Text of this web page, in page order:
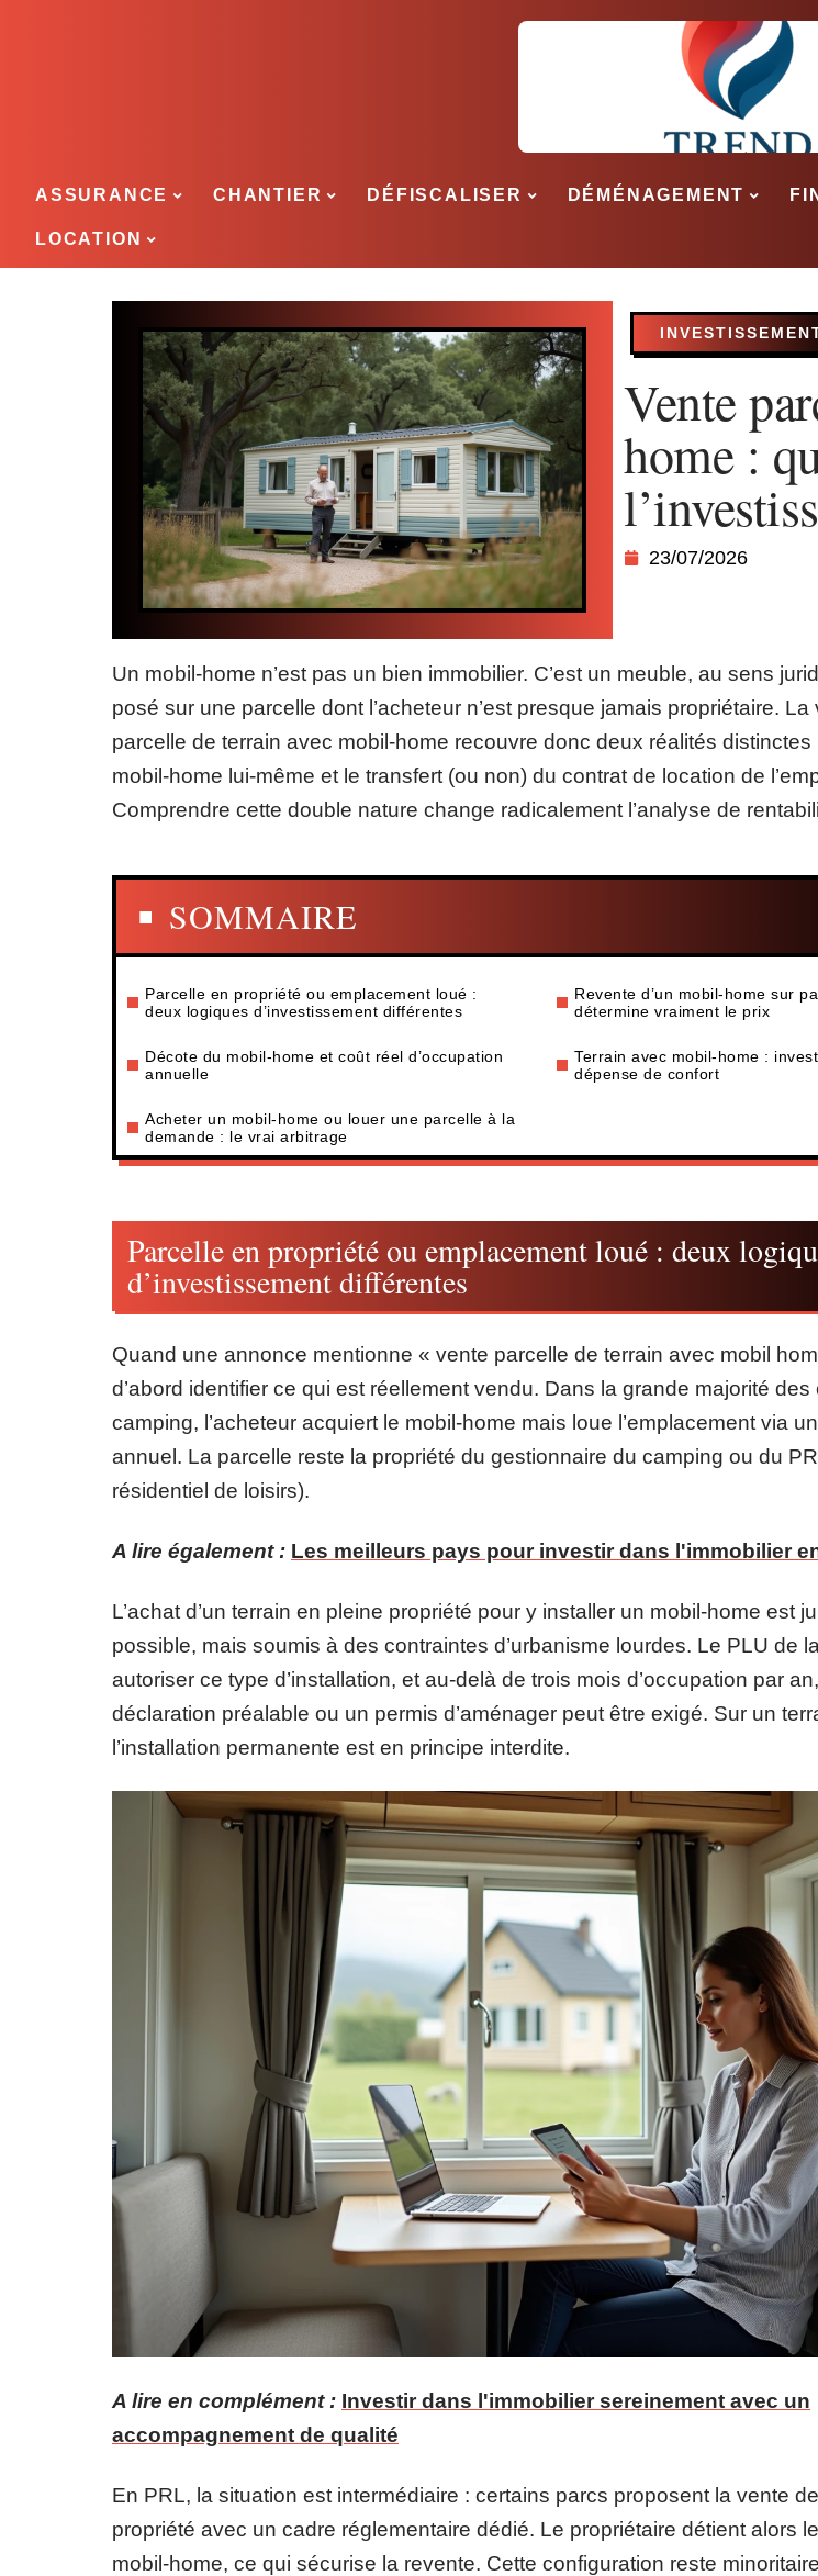
ASSURANCE CHANTIER DÉFISCALISER DÉMÉNAGEMENT
LOCATION
Vente
home :
23/07/2026
Un mobil-home n’est pas un bien immobilier. C’est un meuble, au sens
posé sur une parcelle dont l’acheteur n’est presque jamais propriétaire. La
parcelle de terrain avec mobil-home recouvre donc deux réalités distinctes
mobil-home lui-même et le transfert (ou non) du contrat de location de
Comprendre cette double nature change radicalement l’analyse de
SOMMAIRE
Parcelle en propriété ou emplacement loué :
deux logiques d’investissement différentes
Décote du mobil-home et coût réel d’occupation
annuelle
Acheter un mobil-home ou louer une parcelle à la
demande : le vrai arbitrage
Revente d’un mobil-home sur
détermine vraiment le prix
Terrain avec mobil-home :
dépense de confort
Parcelle en propriété ou emplacement loué : deux
d’investissement différentes
Quand une annonce mentionne « vente parcelle de terrain avec mobil
d’abord identifier ce qui est réellement vendu. Dans la grande majorité des
camping, l’acheteur acquiert le mobil-home mais loue l’emplacement via
annuel. La parcelle reste la propriété du gestionnaire du camping ou du
résidentiel de loisirs).
A lire également : Les meilleurs pays pour investir dans l'immobilier
L’achat d’un terrain en pleine propriété pour y installer un mobil-home est
possible, mais soumis à des contraintes d’urbanisme lourdes. Le PLU de
autoriser ce type d’installation, et au-delà de trois mois d’occupation par
déclaration préalable ou un permis d’aménager peut être exigé. Sur un
l’installation permanente est en principe interdite.
A lire en complément : Investir dans l'immobilier sereinement avec un
accompagnement de qualité
En PRL, la situation est intermédiaire : certains parcs proposent la vente
propriété avec un cadre réglementaire dédié. Le propriétaire détient alors
mobil-home, ce qui sécurise la revente. Cette configuration reste